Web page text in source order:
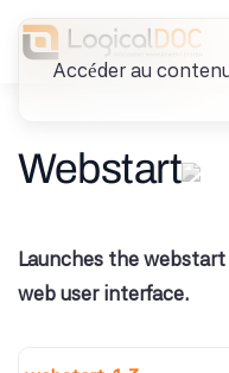
Accéder au
Webstart
Launches the
web user interface.